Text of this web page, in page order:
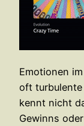
Emotionen
oft turbulente
kennt nicht
Gewinns